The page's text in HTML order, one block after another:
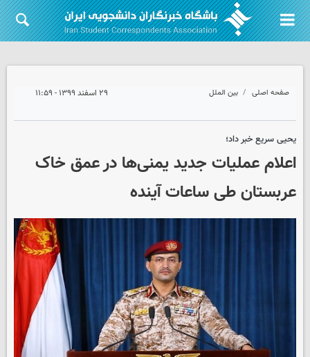
صفحه اصلی بین الملل ۲۹ اسفند ۱۳۹۹ - ۱۱:۵۹
یحیی سریع خبر داد؛
اعلام عملیات جدید یمنی‌ها در عمق خاک
عربستان طی ساعات آینده